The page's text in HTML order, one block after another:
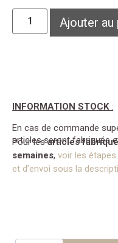
Ajouter au
INFORMATION STOCK:
En cas de commande
articles seront fabriqués
Pour lesarticles
semaines, voir les
et d’envoi sous la